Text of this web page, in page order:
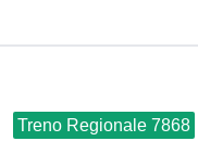
Treno Regionale 7868